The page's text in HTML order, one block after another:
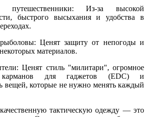
Из-за высокой
быстрого высыхания и удобства в
Ценят защиту от непогоды и
материалов.
Ценят стиль "милитари", огромное
карманов для гаджетов (EDC) и
вещей, которые не нужно менять каждый
тактическую одежду — это